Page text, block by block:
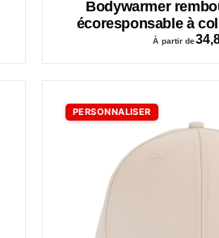
Bodywarmer
écoresponsable à
À partir de
PERSONNALISER